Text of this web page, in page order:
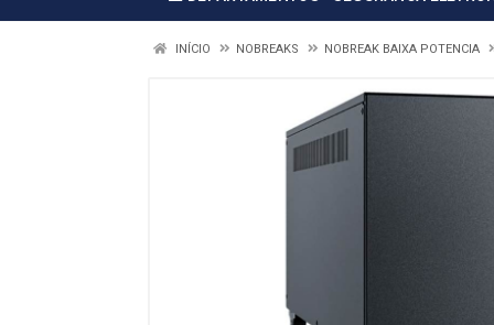
INÍCIO NOBREAKS NOBREAK BAIXA POTENCIA